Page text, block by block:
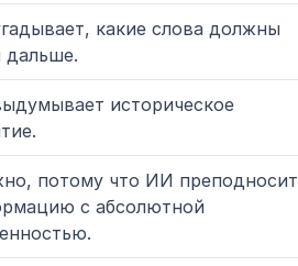
какие слова должны
дальше.
историческое
потому что ИИ преподносит
с абсолютной